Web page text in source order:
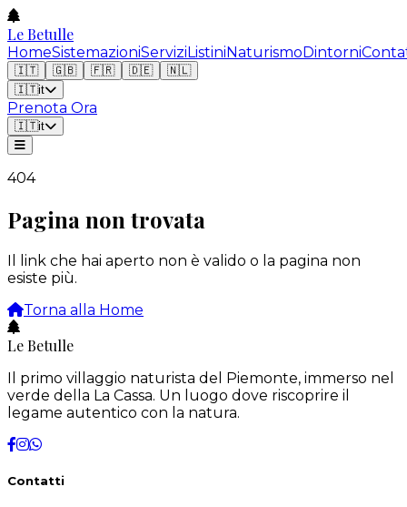
Le Betulle
HomeSistemazioniServiziListiniNaturismoDintorni
🇮🇹 🇬🇧 🇫🇷 🇩🇪
🇳🇱
🇮🇹it
Prenota Ora
🇮🇹it
404
Pagina non trovata
Il link che hai aperto non è valido o la pagina non
esiste più.
Torna alla Home
Le Betulle
Il primo villaggio naturista del Piemonte, immerso nel
verde della La Cassa. Un luogo dove riscoprire il
legame autentico con la natura.
Contatti